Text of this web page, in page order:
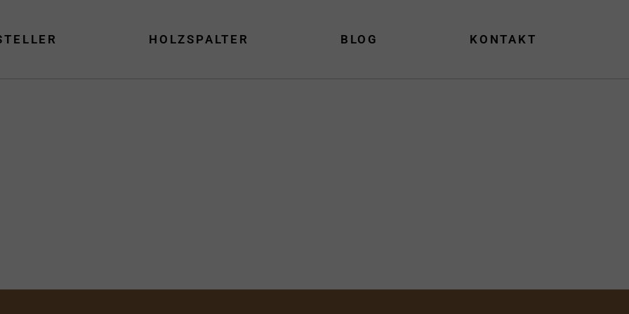
HOLZSPALTER BLOG KONTAKT